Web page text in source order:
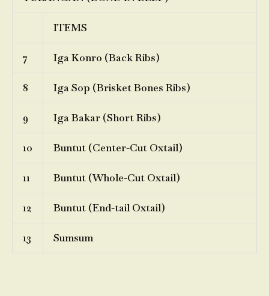
ITEMS
7 Iga Konro (Back Ribs)
8 Iga Sop (Brisket Bones Ribs)
9 Iga Bakar (Short Ribs)
10 Buntut (Center-Cut Oxtail)
11 Buntut (Whole-Cut Oxtail)
12 Buntut (End-tail Oxtail)
13 Sumsum